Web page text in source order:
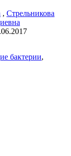
, Стрельникова
бактерии,